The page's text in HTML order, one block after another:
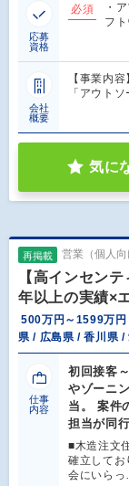
応募
資格
必須
・
フ
会社
概要
【事業内
「アウト
気に
再掲載 営業（個人向
【高インセン
年以上の実績×
500万円～1599万円
県 / 広島県 / 香川県 /
仕事
内容
初回接客
やゾーニ
当。 案件
担当が同行
■木造注文
確立してお
会にいら